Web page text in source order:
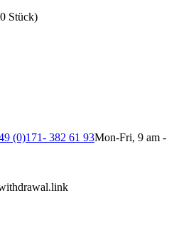
Stück)
(0)171- 382 61 93Mon-Fri, 9 am -